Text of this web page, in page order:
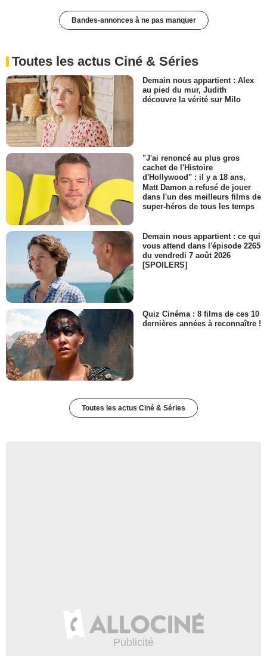
Bandes-annonces à ne pas manquer
Toutes les actus Ciné & Séries
Demain nous appartient : Alex
au pied du mur, Judith
découvre la vérité sur Milo
"J'ai renoncé au plus gros
cachet de l'Histoire
d'Hollywood" : il y a 18 ans,
Matt Damon a refusé de jouer
dans l'un des meilleurs films de
super-héros de tous les temps
Demain nous appartient : ce qui
vous attend dans l'épisode 2265
du vendredi 7 août 2026
[SPOILERS]
Quiz Cinéma : 8 films de ces 10
dernières années à reconnaître !
Toutes les actus Ciné & Séries